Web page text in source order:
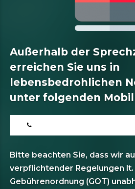
Außerhalb der
erreichen Sie uns in
lebensbedrohlichen
unter folgenden
Bitte beachten Sie, dass wir
verpflichtender Regelungen lt.
Gebührenordnung (GOT)